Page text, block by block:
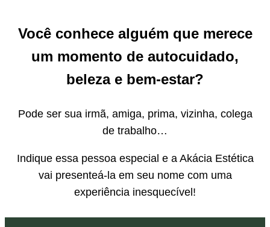
Você conhece alguém que merece
um momento de autocuidado,
beleza e bem-estar?
Pode ser sua irmã, amiga, prima, vizinha, colega
de trabalho…
Indique essa pessoa especial e a Akácia Estética
vai presenteá-la em seu nome com uma
experiência inesquecível!